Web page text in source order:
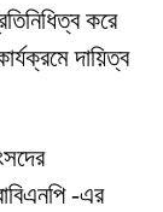
করে
দায়িত্ব
-এর